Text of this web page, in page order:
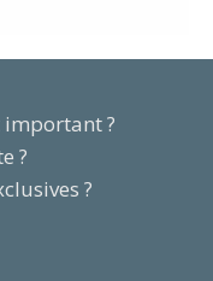
important ?
?
?